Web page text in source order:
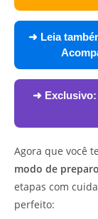
➜ Leia
➜ Exclusivo:
Agora que você
modo de
etapas com
perfeito: